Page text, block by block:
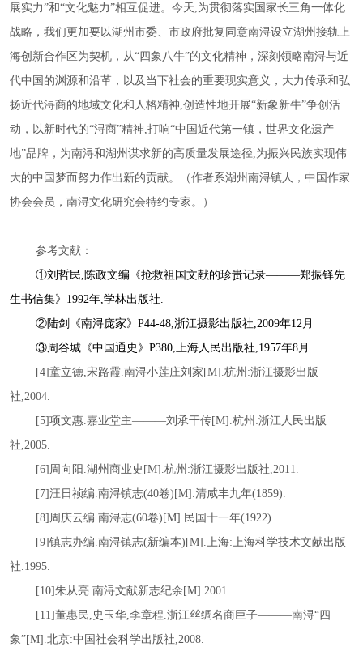
展实力”和“文化魅力”相互促进。今天,为贯彻落实国家长三角一体化
战略，我们更加要以湖州市委、市政府批复同意南浔设立湖州接轨上
海创新合作区为契机，从“四象八牛”的文化精神，深刻领略南浔与近
代中国的渊源和沿革，以及当下社会的重要现实意义，大力传承和弘
扬近代浔商的地域文化和人格精神,创造性地开展“新象新牛”争创活
动，以新时代的“浔商”精神,打响“中国近代第一镇，世界文化遗产
地”品牌，为南浔和湖州谋求新的高质量发展途径,为振兴民族实现伟
大的中国梦而努力作出新的贡献。（作者系湖州南浔镇人，中国作家
协会会员，南浔文化研究会特约专家。
）
参考文献：
①刘哲民 ,陈政文编《抢救祖国文献的珍贵记录———郑振铎先
生书信集》1992年,学林出版社.
②陆剑《南浔庞家》 P44-48,浙江摄影出版社,2009年12月
③周谷城《中国通史》 P380,上海人民出版社,1957年8月
[4]童立德,宋路霞.南浔小莲庄刘家[M].杭州:浙江摄影出版
社,2004.
[5]项文惠.嘉业堂主———刘承干传[M].杭州:浙江人民出版
社,2005.
[6]周向阳.湖州商业史[M].杭州:浙江摄影出版社,2011.
[7]汪日祯编.南浔镇志(40卷)[M].清咸丰九年(1859).
[8]周庆云编.南浔志(60卷)[M].民国十一年(1922).
[9]镇志办编.南浔镇志(新编本)[M].上海:上海科学技术文献出版
社.1995.
[10]朱从亮.南浔文献新志纪余[M].2001.
[11]董惠民,史玉华,李章程.浙江丝绸名商巨子———南浔“四
象”[M].北京:中国社会科学出版社,2008.